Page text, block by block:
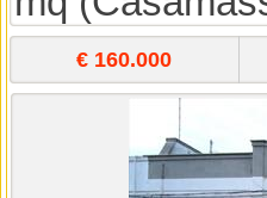
€ 160.000